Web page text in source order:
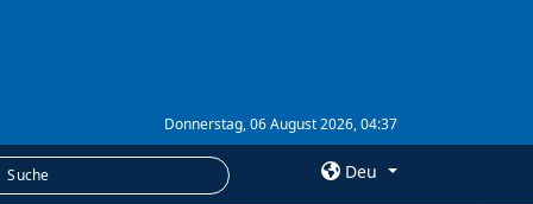
Donnerstag, 06 August 2026, 04:37
Deu